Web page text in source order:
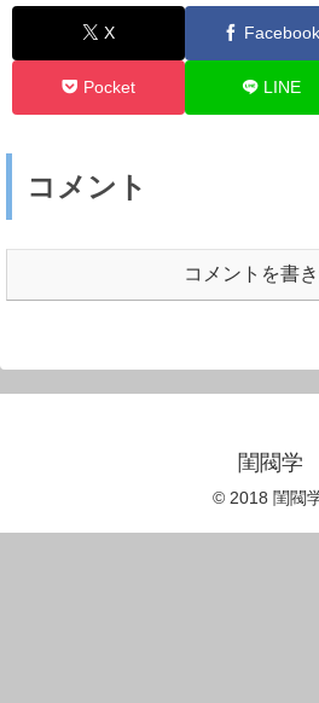
X Facebook
Pocket LINE
コメント
コメントを書
閨閥学
© 2018 閨閥